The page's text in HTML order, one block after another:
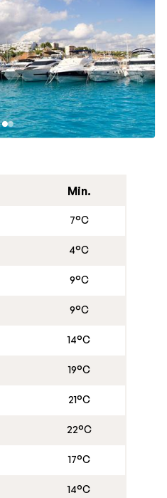
Min.
7°C
4°C
9°C
9°C
14°C
19°C
21°C
22°C
17°C
14°C